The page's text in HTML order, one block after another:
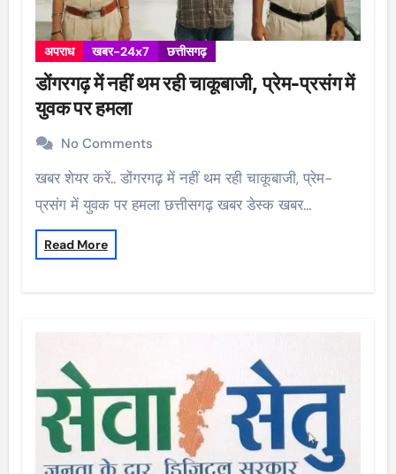
अपराध खबर-24x7 छत्तीसगढ़
डोंगरगढ़ में नहीं थम रही चाकूबाजी, प्रेम-प्रसंग में
युवक पर हमला
No Comments
खबर शेयर करें.. डोंगरगढ़ में नहीं थम रही चाकूबाजी, प्रेम-
प्रसंग में युवक पर हमला छत्तीसगढ़ खबर डेस्क खबर…
Read More